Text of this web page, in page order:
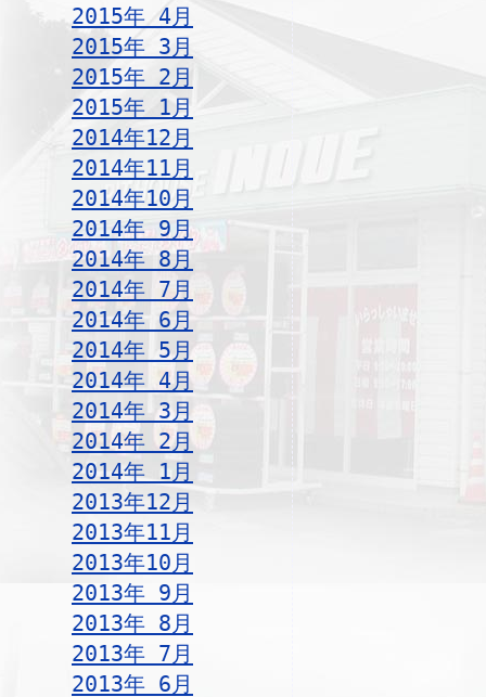
2015年 4月
2015年 3月
2015年 2月
2015年 1月
2014年12月
2014年11月
2014年10月
2014年 9月
2014年 8月
2014年 7月
2014年 6月
2014年 5月
2014年 4月
2014年 3月
2014年 2月
2014年 1月
2013年12月
2013年11月
2013年10月
2013年 9月
2013年 8月
2013年 7月
2013年 6月